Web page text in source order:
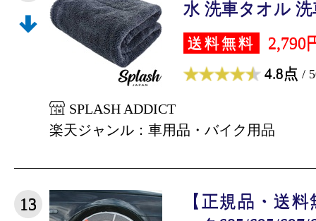
水 洗車タオル
送料無料 2,790
4.8点 /
SPLASH ADDICT
楽天ジャンル：車用品・バイク用品
13
【正規品・送